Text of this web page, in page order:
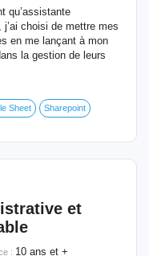
qu’assistante
choisi de mettre mes
en me lançant à mon
la gestion de leurs
Sheet Sharepoint
et
: 10 ans et +